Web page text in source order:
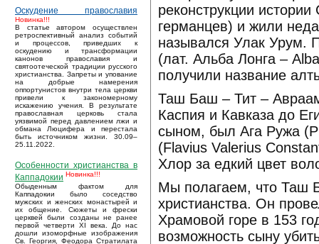
Оскудение православия
Новинка!!!
В статье автором осуществлен
ретроспективный анализ событий
и процессов, приведших к
оскудению и трансформации
канонов православия и
святоотеческой традиции русского
христианства. Запреты и упование
на добрые намерения
оппортунистов внутри тела церкви
привели к закономерному
искажению учения. В результате
православная церковь стала
уязвимой перед давлением лжи и
обмана Люцифера и перестала
быть источником жизни. 30.09–
25.11.2022.
Особенности христианства в
Каппадокии Новинка!!!
Обыденным фактом для
Каппадокии было соседство
мужских и женских монастырей и
их общение. Сюжеты и фрески
церквей были созданы не ранее
первой четверти XI века. До нас
дошли изоморфные изображения
Св. Георгия, Феодора Стратилата
реконструкции
германцев) и жили
назывался Улак Урум.
(лат. Альба Лонга –
получили название
Таш Баш – Тит –
Каспия и Кавказа до
сыном, был Ага Ружа
(Flavius Valerius
Хлор за едкий цвет
Мы полагаем, что Таш
христианства. Он
Храмовой горе в 153
возможность сыну